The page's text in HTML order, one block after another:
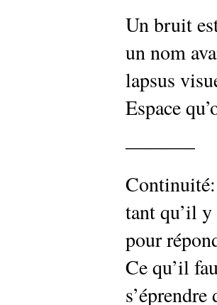
Un bruit
un nom
lapsus
Espace
———–
Continuité:
tant qu’il
pour
Ce qu’il
s’éprendre